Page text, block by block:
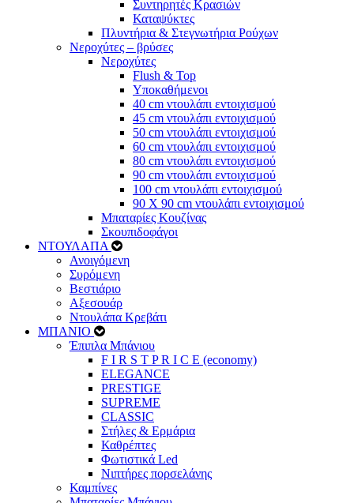
Συντηρητές Κρασιών
Καταψύκτες
Πλυντήρια & Στεγνωτήρια Ρούχων
Νεροχύτες – βρύσες
Νεροχύτες
Flush & Top
Υποκαθήμενοι
40 cm ντουλάπι εντοιχισμού
45 cm ντουλάπι εντοιχισμού
50 cm ντουλάπι εντοιχισμού
60 cm ντουλάπι εντοιχισμού
80 cm ντουλάπι εντοιχισμού
90 cm ντουλάπι εντοιχισμού
100 cm ντουλάπι εντοιχισμού
90 Χ 90 cm ντουλάπι εντοιχισμού
Μπαταρίες Κουζίνας
Σκουπιδοφάγοι
ΝΤΟΥΛΑΠΑ
Ανοιγόμενη
Συρόμενη
Βεστιάριο
Αξεσουάρ
Ντουλάπα Κρεβάτι
ΜΠΑΝΙΟ
Έπιπλα Μπάνιου
F I R S T P R I C E (economy)
ELEGANCE
PRESTIGE
SUPREME
CLASSIC
Στήλες & Ερμάρια
Καθρέπτες
Φωτιστικά Led
Νιπτήρες πορσελάνης
Καμπίνες